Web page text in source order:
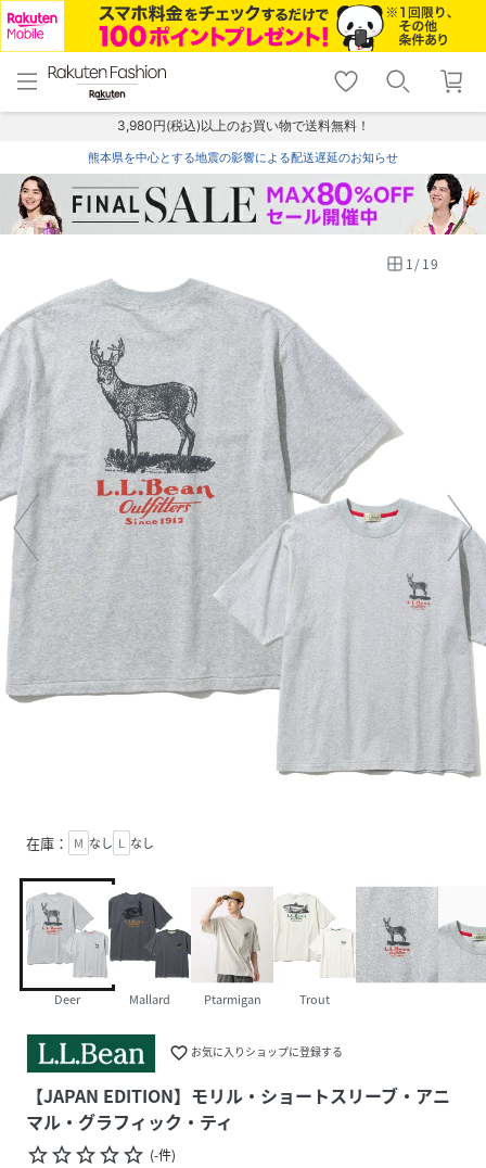
menu home
トップ
shopping_cart lock_outline
ログイン
3,980円(税込)以上のお買い物で送料無料！
熊本県を中心とする地震の影響による配送遅延のお知らせ
1/19
在庫： M なし L なし
Deer Mallard Ptarmigan Trout
favorite_border お気に入りショップに登録する
【JAPAN EDITION】モリル・ショートスリーブ・アニ
マル・グラフィック・ティ
star_borderstar_borderstar_borderstar_borderstar_border (-件)